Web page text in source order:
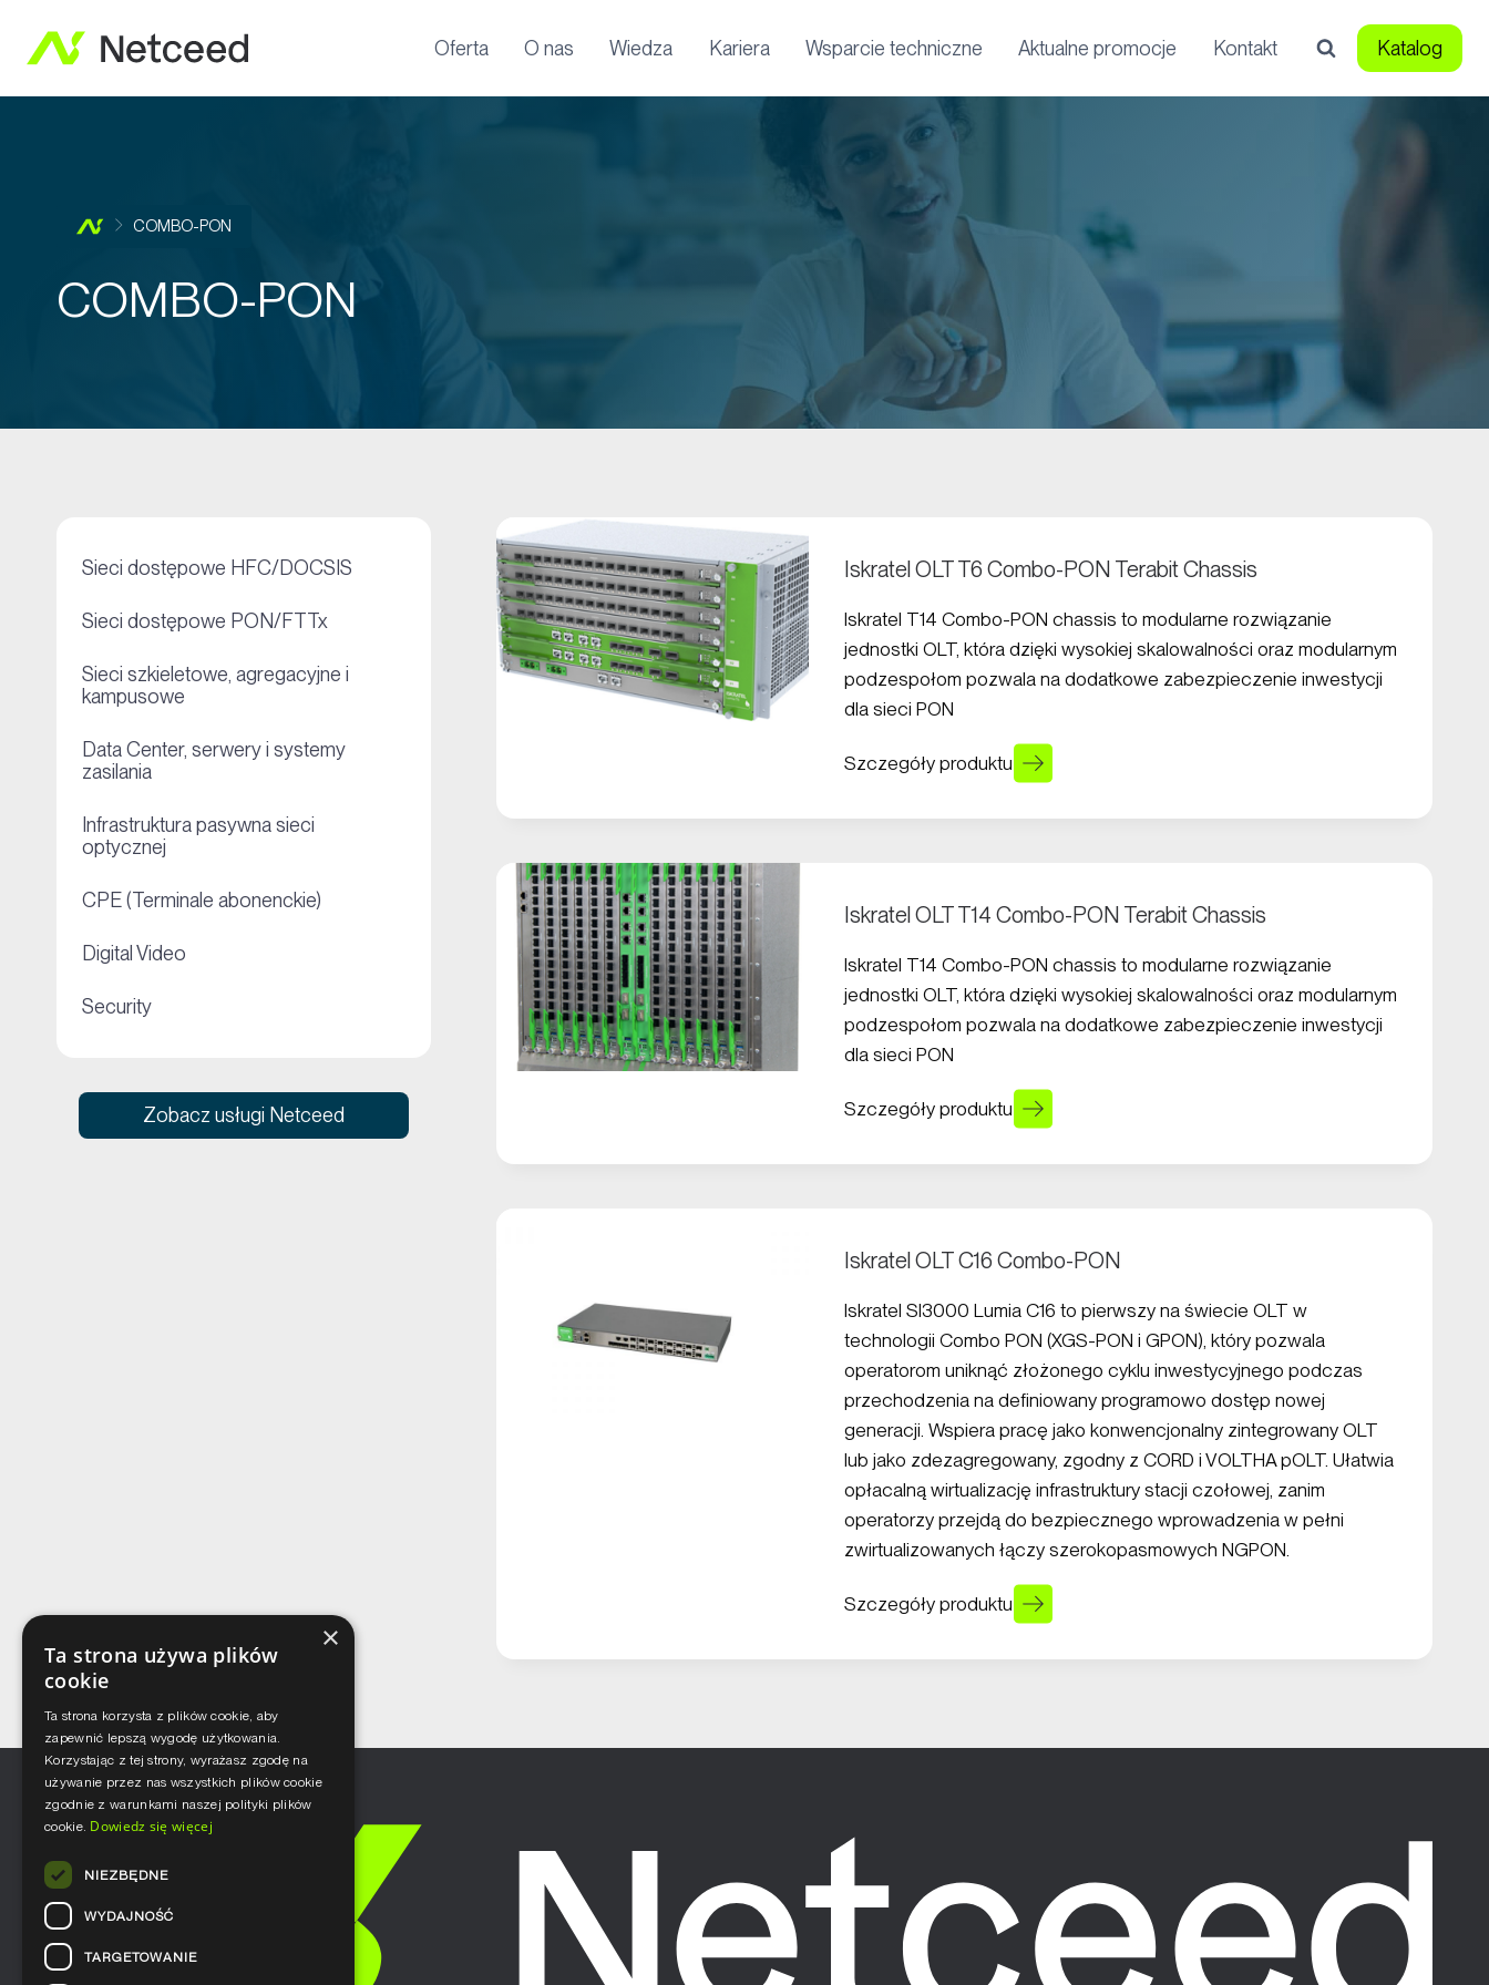
Oferta O nas Wiedza Kariera Wsparcie techniczne Aktualne promocje Kontakt Katalog
COMBO-PON
COMBO-PON
Iskratel OLT T6 Combo-PON Terabit Chassis
Iskratel T14 Combo-PON chassis to modularne rozwiązanie
jednostki OLT, która dzięki wysokiej skalowalności oraz modularnym
podzespołom pozwala na dodatkowe zabezpieczenie inwestycji
dla sieci PON
Szczegóły produktu
Iskratel OLT T14 Combo-PON Terabit Chassis
Iskratel T14 Combo-PON chassis to modularne rozwiązanie
jednostki OLT, która dzięki wysokiej skalowalności oraz modularnym
podzespołom pozwala na dodatkowe zabezpieczenie inwestycji
dla sieci PON
Szczegóły produktu
Iskratel OLT C16 Combo-PON
Iskratel SI3000 Lumia C16 to pierwszy na świecie OLT w
technologii Combo PON (XGS-PON i GPON), który pozwala
operatorom uniknąć złożonego cyklu inwestycyjnego podczas
przechodzenia na definiowany programowo dostęp nowej
generacji. Wspiera pracę jako konwencjonalny zintegrowany OLT
lub jako zdezagregowany, zgodny z CORD i VOLTHA pOLT. Ułatwia
opłacalną wirtualizację infrastruktury stacji czołowej, zanim
operatorzy przejdą do bezpiecznego wprowadzenia w pełni
zwirtualizowanych łączy szerokopasmowych NGPON.
Szczegóły produktu
Sieci dostępowe HFC/DOCSIS
Sieci dostępowe PON/FTTx
Sieci szkieletowe, agregacyjne i
kampusowe
Data Center, serwery i systemy
zasilania
Infrastruktura pasywna sieci
optycznej
CPE (Terminale abonenckie)
Digital Video
Security
Zobacz usługi Netceed
×
Ta strona używa plików
cookie
Ta strona korzysta z plików cookie, aby
zapewnić lepszą wygodę użytkowania.
Korzystając z tej strony, wyrażasz zgodę na
używanie przez nas wszystkich plików cookie
zgodnie z warunkami naszej polityki plików
cookie. Dowiedz się więcej
NIEZBĘDNE
WYDAJNOŚĆ
TARGETOWANIE